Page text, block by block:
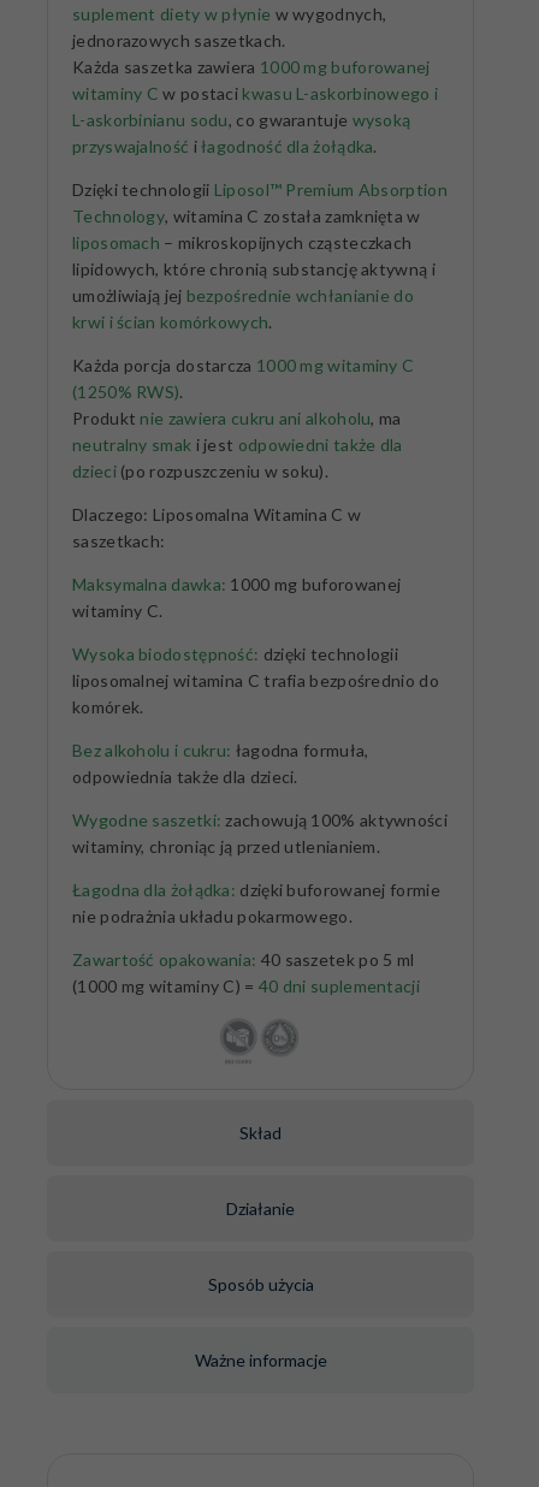
Skład
Działanie
Sposób użycia
Ważne informacje
suplement diety w płynie w wygodnych,
jednorazowych saszetkach.
Każda saszetka zawiera 1000 mg buforowanej
witaminy C w postaci kwasu L-askorbinowego i
L-askorbinianu sodu, co gwarantuje wysoką
przyswajalność iłagodność dla żołądka.
Dzięki technologii Liposol™ Premium Absorption
Technology, witamina C została zamknięta w
liposomach – mikroskopijnych cząsteczkach
lipidowych, które chronią substancję aktywną i
umożliwiają jej bezpośrednie wchłanianie do
krwi i ścian komórkowych.
Każda porcja dostarcza 1000 mg witaminy C
(1250% RWS).
Produkt nie zawiera cukru ani alkoholu, ma
neutralny smak i jest odpowiedni także dla
dzieci(po rozpuszczeniu w soku).
Dlaczego: Liposomalna Witamina C w
saszetkach:
Maksymalna dawka: 1000 mg buforowanej
witaminy C.
Wysoka biodostępność: dzięki technologii
liposomalnej witamina C trafia bezpośrednio do
komórek.
Bez alkoholu i cukru: łagodna formuła,
odpowiednia także dla dzieci.
Wygodne saszetki: zachowują 100% aktywności
witaminy, chroniąc ją przed utlenianiem.
Łagodna dla żołądka: dzięki buforowanej formie
nie podrażnia układu pokarmowego.
Zawartość opakowania: 40 saszetek po 5 ml
(1000 mg witaminy C) = 40 dni suplementacji